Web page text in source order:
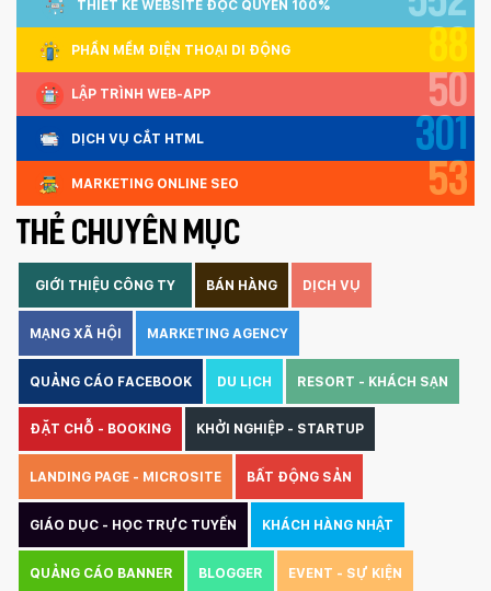
THIẾT KẾ WEBSITE ĐỘC QUYỀN 100%
PHẦN MỀM ĐIỆN THOẠI DI ĐỘNG 88
LẬP TRÌNH WEB-APP 50
DỊCH VỤ CẮT HTML 301
MARKETING ONLINE SEO 53
THẺ CHUYÊN MỤC
GIỚI THIỆU CÔNG TY BÁN HÀNG DỊCH VỤ
MẠNG XÃ HỘI MARKETING AGENCY
QUẢNG CÁO FACEBOOK DU LỊCH RESORT - KHÁCH SẠN
ĐẶT CHỖ - BOOKING KHỞI NGHIỆP - STARTUP
LANDING PAGE - MICROSITE BẤT ĐỘNG SẢN
GIÁO DỤC - HỌC TRỰC TUYẾN KHÁCH HÀNG NHẬT
QUẢNG CÁO BANNER BLOGGER EVENT - SỰ KIỆN